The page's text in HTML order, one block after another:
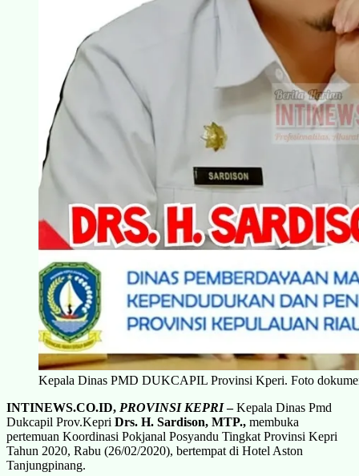
Kepala Dinas PMD DUKCAPIL Provinsi Kperi. Foto
INTINEWS.CO.ID, PROVINSI KEPRI–Kepala Dinas Pmd
Dukcapil Prov.Kepri Drs. H. Sardison, MTP., membuka
pertemuan Koordinasi Pokjanal Posyandu Tingkat Provinsi Kepri
Tahun 2020, Rabu (26/02/2020), bertempat di Hotel Aston
Tanjungpinang.